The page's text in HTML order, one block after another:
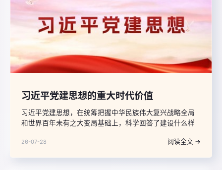
习近平党建思想的重大时代价值
习近平党建思想，在统筹把握中华民族伟大复兴战略全局
和世界百年未有之大变局基础上，科学回答了建设什么样
思主义政党的重大时代课题，把我们党对马克思主义政党
26-07-28 阅读全文 →